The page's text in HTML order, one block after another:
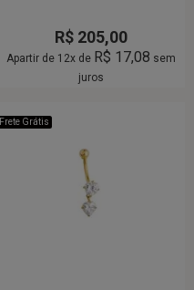
R$ 205,00
Apartir de 12x de R$ 17,08 sem
juros
Frete Grátis